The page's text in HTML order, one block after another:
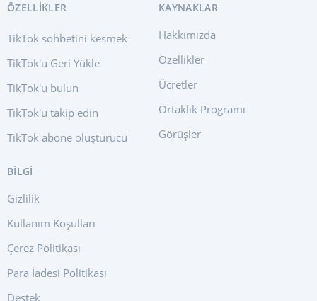
ÖZELLIKLER
TikTok sohbetini kesmek
TikTok'u Geri Yükle
TikTok'u bulun
TikTok'u takip edin
TikTok abone oluşturucu
KAYNAKLAR
Hakkımızda
Özellikler
Ücretler
Ortaklık Programı
Görüşler
BİLGİ
Gizlilik
Kullanım Koşulları
Çerez Politikası
Para İadesi Politikası
Destek